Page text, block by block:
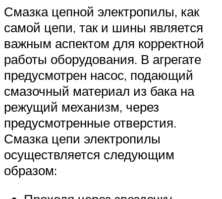
Смазка цепной электропилы, как
самой цепи, так и шины является
важным аспектом для корректной
работы оборудования. В агрегате
предусмотрен насос, подающий
смазочный материал из бака на
режущий механизм, через
предусмотренные отверстия.
Смазка цепи электропилы
осуществляется следующим
образом: